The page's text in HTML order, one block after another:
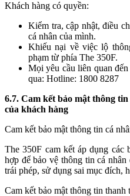
Khách hàng có quyền:
Kiểm tra, cập nhật, điều
cá nhân của mình.
Khiếu nại về việc lộ
phạm từ phía The 350F.
Mọi yêu cầu liên quan
qua: Hotline: 1800 8287
6.7. Cam kết bảo mật thông
của khách hàng
Cam kết bảo mật thông tin cá
The 350F cam kết áp dụng các
hợp để bảo vệ thông tin cá
trái phép, sử dụng sai mục đích,
Cam kết bảo mật thông tin thanh